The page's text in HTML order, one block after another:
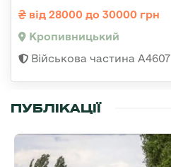
від 28000 до 30000 грн
Кропивницький
Військова частина А4607
ПУБЛІКАЦІЇ